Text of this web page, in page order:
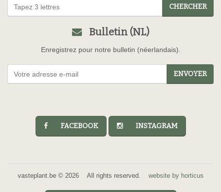
CHERCHER
Bulletin (NL)
Enregistrez pour notre bulletin (néerlandais).
ENVOYER
FACEBOOK INSTAGRAM
vasteplant.be © 2026 All rights reserved. website by horticus